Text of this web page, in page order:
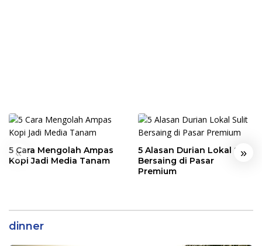
« »
5 Cara Mengolah Ampas
Kopi Jadi Media Tanam
5 Alasan Durian Lokal Sulit
Bersaing di Pasar
Premium
dinner